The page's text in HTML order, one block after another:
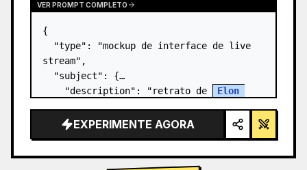
VER PROMPT COMPLETO
{
  "type": "mockup de interface de live
stream",
  "subject": {
    "description": "retrato de
Elon
preta com um gráfico técnico esquemático
em branco",
EXPERIMENTE AGORA